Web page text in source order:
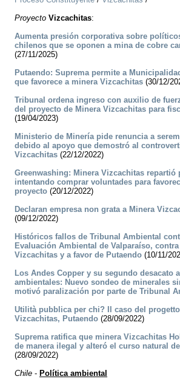
Proyecto Vizcachitas:
Aumenta presión corporativa sobre
chilenos que se oponen a mina de cobre
(27/11/2025)
Putaendo: Suprema permite a
que favorece a minera Vizcachitas (30/12/
Tribunal ordena ingreso con auxilio de
del proyecto de Minera Vizcachitas para
(19/04/2023)
Ministerio de Minería pide renuncia a
debido al apoyo que demostró al
Vizcachitas (22/12/2022)
Greenwashing: Minera Vizcachitas repartió
intentando comprar voluntades para
proyecto (20/12/2022)
Declaran empresa non grata a Minera
(09/12/2022)
Históricos fallos de Tribunal Ambiental
Evaluación Ambiental de Valparaíso,
Vizcachitas y a favor de Putaendo (10/11/
Los Andes Copper y su segundo desacato
ambientales: Nuevo sondeo de minerales
motivó paralización por parte de Tribunal
Utilità pubblica per chi? Il caso del
Vizcachitas, Putaendo (28/09/2022)
Suprema ratifica que minera Vizcachitas
de manera ilegal y alteró el curso natural
(28/09/2022)
Chile - Política ambiental